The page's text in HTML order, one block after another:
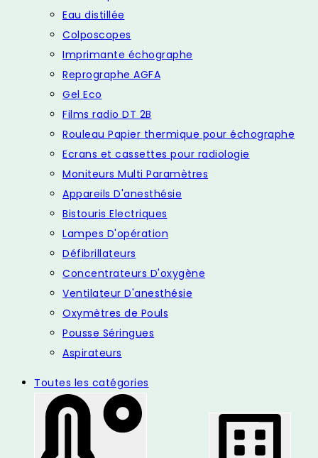
Eau distillée
Colposcopes
Imprimante échographe
Reprographe AGFA
Gel Eco
Films radio DT 2B
Rouleau Papier thermique pour échographe
Ecrans et cassettes pour radiologie
Moniteurs Multi Paramètres
Appareils D'anesthésie
Bistouris Electriques
Lampes D'opération
Défibrillateurs
Concentrateurs D'oxygène
Ventilateur D'anesthésie
Oxymètres de Pouls
Pousse Séringues
Aspirateurs
Toutes les catégories